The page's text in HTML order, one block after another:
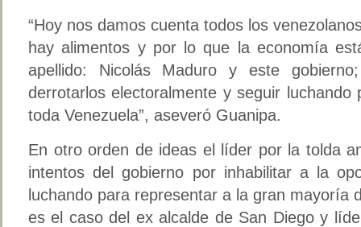
“Hoy nos damos cuenta todos los
hay alimentos y por lo que la economía
apellido: Nicolás Maduro y este
derrotarlos electoralmente y seguir
toda Venezuela”, aseveró Guanipa.
En otro orden de ideas el líder por la tolda
intentos del gobierno por inhabilitar a la
luchando para representar a la gran mayoría
es el caso del ex alcalde de San Diego y